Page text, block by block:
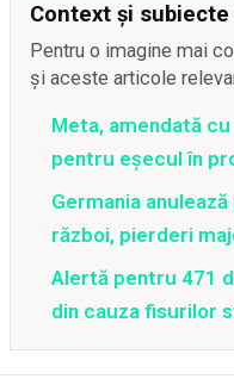
Context și subiecte
Pentru o imagine mai
și aceste articole
Meta, amendată
pentru eșecul în
Germania
război, pierderi
Alertă pentru 471
din cauza fisurilor